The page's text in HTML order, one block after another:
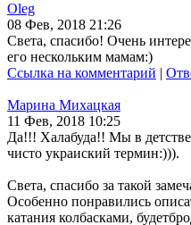
Oleg
08 Фев, 2018 21:26
Света, спасибо! Очень
его нескольким мамам:)
Ссылка на комментарий
Марина Михацкая
11 Фев, 2018 10:25
Да!!! Халабуда!! Мы в
чисто украиский термин:))).
Света, спасибо за такой
Особенно понравились
катания колбасками,